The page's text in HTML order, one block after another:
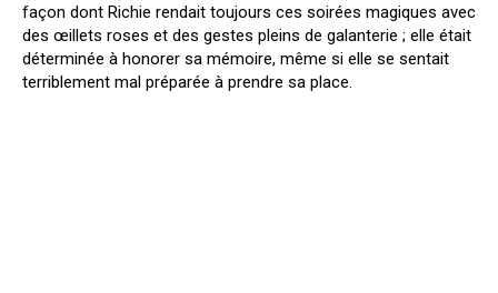
façon dont Richie rendait toujours ces soirées magiques avec
des œillets roses et des gestes pleins de galanterie ; elle était
déterminée à honorer sa mémoire, même si elle se sentait
terriblement mal préparée à prendre sa place.